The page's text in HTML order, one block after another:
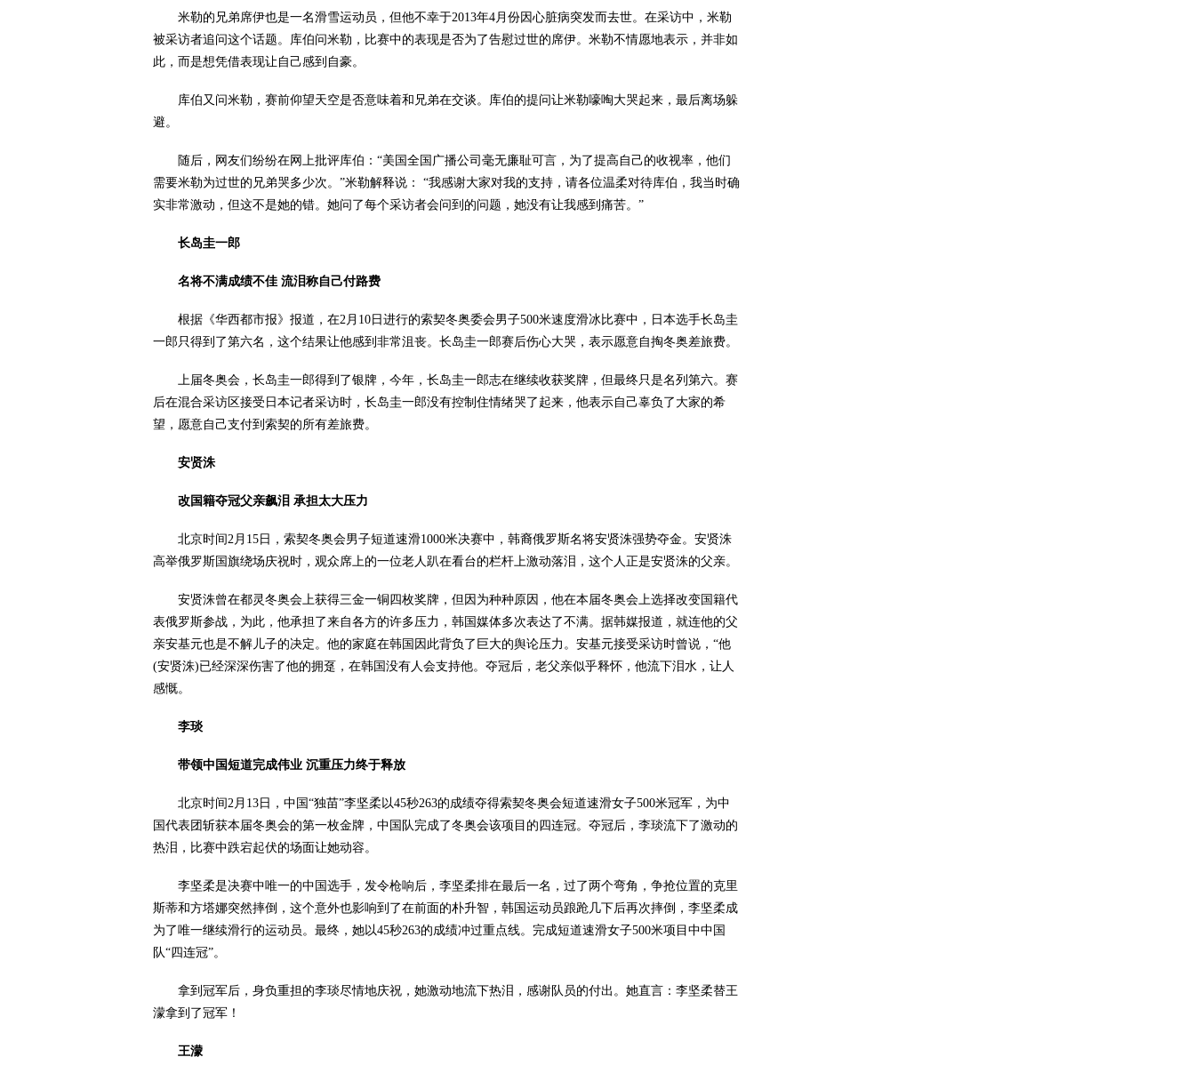
米勒的兄弟席伊也是一名滑雪运动员，但他不幸于2013年4月份因心脏病突发而去世。在采访中，米勒
被采访者追问这个话题。库伯问米勒，比赛中的表现是否为了告慰过世的席伊。米勒不情愿地表示，并非如
此，而是想凭借表现让自己感到自豪。
库伯又问米勒，赛前仰望天空是否意味着和兄弟在交谈。库伯的提问让米勒嚎啕大哭起来，最后离场躲
避。
随后，网友们纷纷在网上批评库伯：“美国全国广播公司毫无廉耻可言，为了提高自己的收视率，他们
需要米勒为过世的兄弟哭多少次。”米勒解释说： “我感谢大家对我的支持，请各位温柔对待库伯，我当时确
实非常激动，但这不是她的错。她问了每个采访者会问到的问题，她没有让我感到痛苦。”
长岛圭一郎
名将不满成绩不佳 流泪称自己付路费
根据《华西都市报》报道，在2月10日进行的索契冬奥委会男子500米速度滑冰比赛中，日本选手长岛圭
一郎只得到了第六名，这个结果让他感到非常沮丧。长岛圭一郎赛后伤心大哭，表示愿意自掏冬奥差旅费。
上届冬奥会，长岛圭一郎得到了银牌，今年，长岛圭一郎志在继续收获奖牌，但最终只是名列第六。赛
后在混合采访区接受日本记者采访时，长岛圭一郎没有控制住情绪哭了起来，他表示自己辜负了大家的希
望，愿意自己支付到索契的所有差旅费。
安贤洙
改国籍夺冠父亲飙泪 承担太大压力
北京时间2月15日，索契冬奥会男子短道速滑1000米决赛中，韩裔俄罗斯名将安贤洙强势夺金。安贤洙
高举俄罗斯国旗绕场庆祝时，观众席上的一位老人趴在看台的栏杆上激动落泪，这个人正是安贤洙的父亲。
安贤洙曾在都灵冬奥会上获得三金一铜四枚奖牌，但因为种种原因，他在本届冬奥会上选择改变国籍代
表俄罗斯参战，为此，他承担了来自各方的许多压力，韩国媒体多次表达了不满。据韩媒报道，就连他的父
亲安基元也是不解儿子的决定。他的家庭在韩国因此背负了巨大的舆论压力。安基元接受采访时曾说，“他
(安贤洙)已经深深伤害了他的拥趸，在韩国没有人会支持他。夺冠后，老父亲似乎释怀，他流下泪水，让人
感慨。
李琰
带领中国短道完成伟业 沉重压力终于释放
北京时间2月13日，中国“独苗”李坚柔以45秒263的成绩夺得索契冬奥会短道速滑女子500米冠军，为中
国代表团斩获本届冬奥会的第一枚金牌，中国队完成了冬奥会该项目的四连冠。夺冠后，李琰流下了激动的
热泪，比赛中跌宕起伏的场面让她动容。
李坚柔是决赛中唯一的中国选手，发令枪响后，李坚柔排在最后一名，过了两个弯角，争抢位置的克里
斯蒂和方塔娜突然摔倒，这个意外也影响到了在前面的朴升智，韩国运动员踉跄几下后再次摔倒，李坚柔成
为了唯一继续滑行的运动员。最终，她以45秒263的成绩冲过重点线。完成短道速滑女子500米项目中中国
队“四连冠”。
拿到冠军后，身负重担的李琰尽情地庆祝，她激动地流下热泪，感谢队员的付出。她直言：李坚柔替王
濛拿到了冠军！
王濛